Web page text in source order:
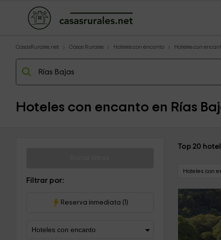
CasasRurales.net Casas Rurales Hoteles con encanto Hoteles con
Hoteles con encanto en Rías
Filtrar por:
Reserva inmediata (1)
Top 20
Hoteles con